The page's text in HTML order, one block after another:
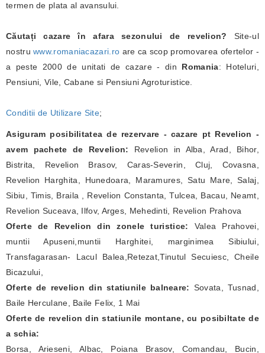
termen de plata al avansului.
Căutați cazare în afara sezonului de revelion? Site-ul
nostruwww.romaniacazari.ro are ca scop promovarea ofertelor -
a peste 2000 de unitati de cazare - din Romania: Hoteluri,
Pensiuni, Vile, Cabane si Pensiuni Agroturistice.
Conditii de Utilizare Site;
Asiguram posibilitatea de rezervare - cazare pt Revelion -
avem pachete de Revelion: Revelion in Alba, Arad, Bihor,
Bistrita, Revelion Brasov, Caras-Severin, Cluj, Covasna,
Revelion Harghita, Hunedoara, Maramures, Satu Mare, Salaj,
Sibiu, Timis, Braila , Revelion Constanta, Tulcea, Bacau, Neamt,
Revelion Suceava, Ilfov, Arges, Mehedinti, Revelion Prahova
Oferte de Revelion din zonele turistice: Valea Prahovei,
muntii Apuseni,muntii Harghitei, marginimea Sibiului,
Transfagarasan- Lacul Balea,Retezat,Tinutul Secuiesc, Cheile
Bicazului,
Oferte de revelion din statiunile balneare: Sovata, Tusnad,
Baile Herculane, Baile Felix, 1 Mai
Oferte de revelion din statiunile montane, cu posibiltate de
a schia:
Borsa, Arieseni, Albac, Poiana Brasov, Comandau, Bucin,